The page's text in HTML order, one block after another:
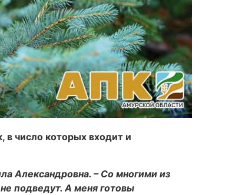
число которых входит и
Александровна. – Со многими из
подведут. А меня готовы